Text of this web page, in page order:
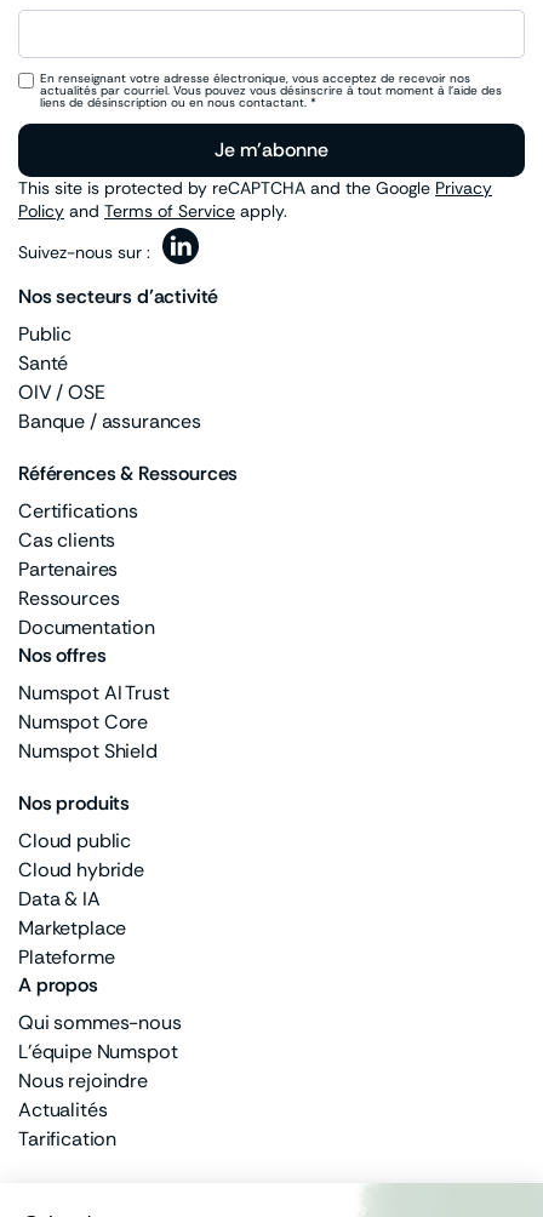
A propos
Qui sommes-nous
L'équipe Numspot
Nous rejoindre
Actualités
Tarification
Nos offres
Numspot AI Trust
Numspot Core
Numspot Shield
Nos produits
Cloud public
Cloud hybride
Data & IA
Marketplace
Plateforme
Nos secteurs d’activité
Public
Santé
OIV / OSE
Banque / assurances
Références & Ressources
Certifications
Cas clients
Partenaires
Ressources
Documentation
En renseignant votre adresse électronique, vous acceptez de recevoir nos
actualités par courriel. Vous pouvez vous désinscrire à tout moment à l’aide des
liens de désinscription ou en nous contactant. *
Je m'abonne
This site is protected by reCAPTCHA and the Google Privacy
Policy and Terms of Service apply.
Suivez-nous sur :